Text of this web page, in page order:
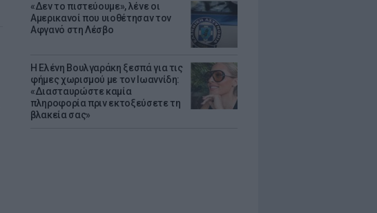
«Δεν το πιστεύουμε», λένε οι
Αμερικανοί που υιοθέτησαν τον
Αφγανό στη Λέσβο
Η Ελένη Βουλγαράκη ξεσπά για τις
φήμες χωρισμού με τον Ιωαννίδη:
«Διασταυρώστε καμία
πληροφορία πριν εκτοξεύσετε τη
βλακεία σας»